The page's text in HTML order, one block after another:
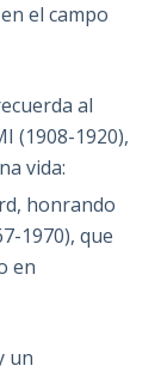
el campo
al
(1908-1920),
vida:
honrando
1970), que
en
un